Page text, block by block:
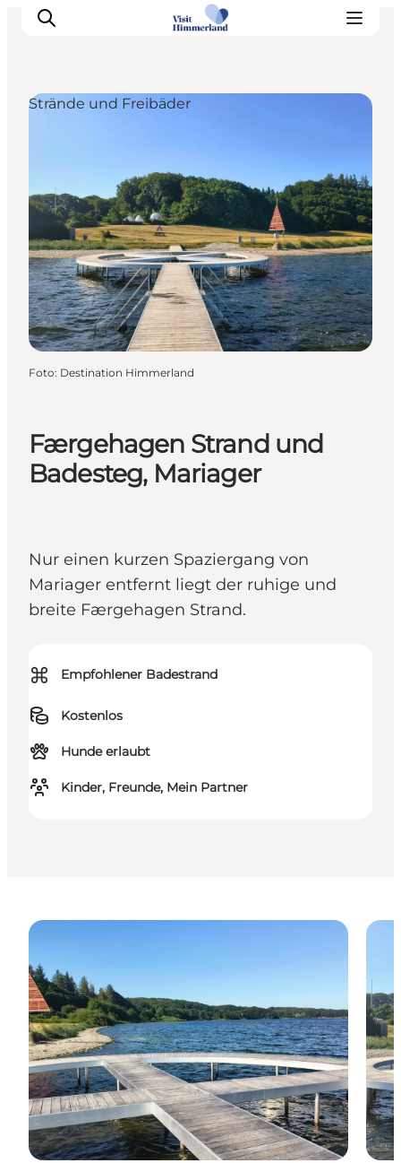
Städte und Orte
Das passiert
Reiseplanung
Praktische Informationen
Færgehagen Strand und
Badesteg, Mariager
Nur einen kurzen Spaziergang von
Mariager entfernt liegt der ruhige und
breite Færgehagen Strand.
⌘ Empfohlener Badestrand
Kostenlos
Hunde erlaubt
Kinder, Freunde, Mein Partner
Strände und Freibäder
Foto: Destination Himmerland